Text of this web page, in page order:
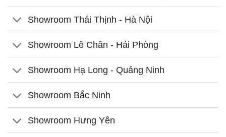
Showroom Thái Thịnh - Hà Nội
Showroom Lê Chân - Hải Phòng
Showroom Hạ Long - Quảng Ninh
Showroom Bắc Ninh
Showroom Hưng Yên